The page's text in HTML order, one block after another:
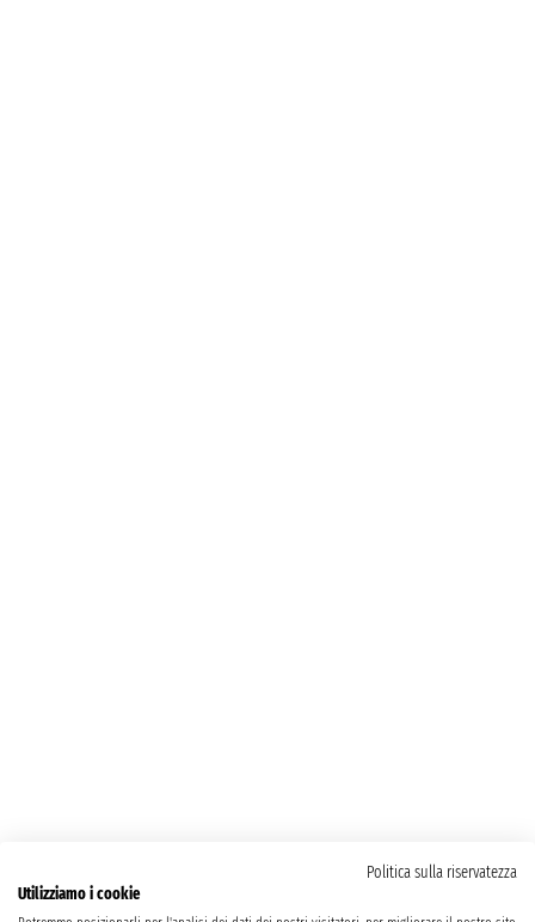
Politica sulla riservatezza
Utilizziamo i cookie